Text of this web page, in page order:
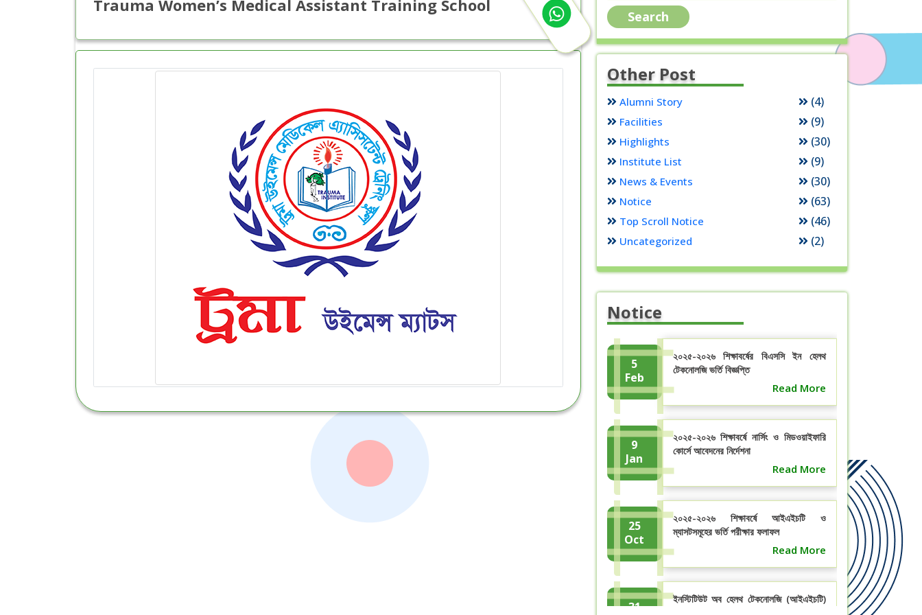
Trauma Women’s Medical Assistant Training School
Other Post
Alumni Story (4)
Facilities (9)
Highlights (30)
Institute List (9)
News & Events (30)
Notice (63)
Top Scroll Notice (46)
Uncategorized (2)
Notice
5
Feb
২০২৫-২০২৬ শিক্ষাবর্ষের বিএসসি ইন হেলথ
টেকনোলজি ভর্তি বিজ্ঞপ্তি
Read More
9
Jan
২০২৫-২০২৬ শিক্ষাবর্ষে নার্সিং ও মিডওয়াইফারি
কোর্সে আবেদনের নির্দেশনা
Read More
25
Oct
২০২৫-২০২৬ শিক্ষাবর্ষে আইএইচটি ও
ম্যাসটসমূহের ভর্তি পরীক্ষার ফলাফল
Read More
31
ইনস্টিটিউট অব হেলথ টেকনোলজি (আইএইচটি)